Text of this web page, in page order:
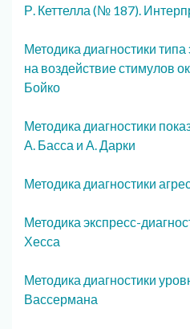
Р. Кеттелла (№ 187).
Методика диагностики
на воздействие стимулов
Бойко
Методика диагностики
А. Басса и А. Дарки
Методика диагностики
Методика экспресс-
Хесса
Методика диагностики
Вассермана